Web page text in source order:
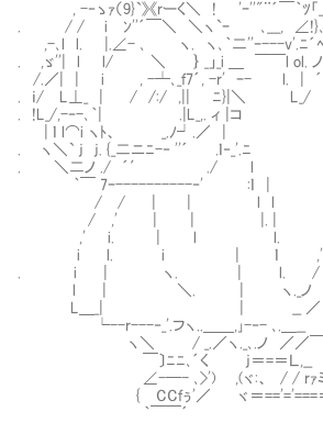
, -‐ゝｧ（9}`》《rーく＼ ! 'ｰ''"¨´￣｀ﾂ
. / / i ﾝ''´￣＼ ＼ヽ`ｰ ､___, ∠!}､ｰ
,-､l l. |.∠- ､ ヽ. ヽ､｀二''ｰ---v'.ﾆ´ﾍ !
. ,ゞ''| l l/ ＼ ｝ _」_i ＿ ￣￣l ol. ノ,l
/.／| | i , -┴､_ｆ7´, -r' ｰ- l. | ´ |
. ｉ/ L⊥_ | / /:/ ,|| ﾆ}|＼ L_/ |
. !L_/,-‐-､｀| .|L_,. ィ |コ iﾆ|
| ｌ l⌒i ヽﾄ、 _.ﾉ┘.／ |
. ヽ＼` j j. {_二ニﾆ-‐ ''´ .ｌ
. ＼二ノ ./ ´′ ./ l
｀￣ 7ｰ----------‐' :ｌ |
/ / | | l l l
/ ,' | | |. | l
,' i. | l l. l ｌ
i l. i | ｌ ,' .,'
. i | ヽ. | l. / /
l | ＼. | ヽ._ノ
L＿_| | __ ／
└--r---‐_'.フヽ..＿＿,｣-‐- ､.＿__
ヽ＼ / _.／ヽ._､.ノ ／／￣
￣〕ﾆﾆ､´く j＝=＝Ｌ,__
∠-─- ､>') ,(ヾ:、 / / rｧミ
{㏄CCｆぅ'／ ヾ＝=='='===
｀￣￣´